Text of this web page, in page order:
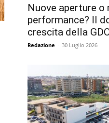
Nuove aperture o
performance? Il
crescita della
Redazione - 30 Luglio 2026